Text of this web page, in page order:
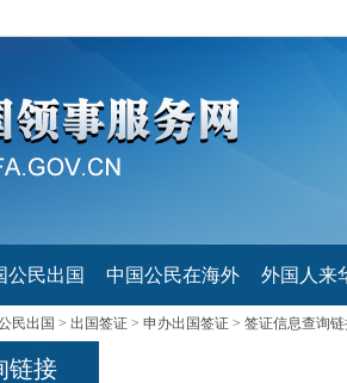
公民出国 中国公民在海外 外国人来
民出国 > 出国签证 > 申办出国签证 > 签证信息查询
链接